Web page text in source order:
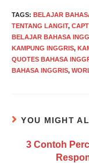
TAGS: BELAJAR
TENTANG LANGIT,
BELAJAR BAHASA
KAMPUNG INGGRIS,
QUOTES BAHASA
BAHASA INGGRIS,
YOU MIGHT
3 Contoh